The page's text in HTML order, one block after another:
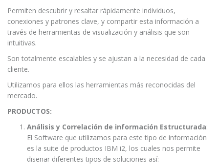
Permiten descubrir y resaltar rápidamente individuos,
conexiones y patrones clave, y compartir esta información a
través de herramientas de visualización y análisis que son
intuitivas.
Son totalmente escalables y se ajustan a la necesidad de cada
cliente.
Utilizamos para ellos las herramientas más reconocidas del
mercado.
PRODUCTOS:
Análisis y Correlación de información Estructurada:
El Software que utilizamos para este tipo de información
es la suite de productos IBM i2, los cuales nos permite
diseñar diferentes tipos de soluciones así: